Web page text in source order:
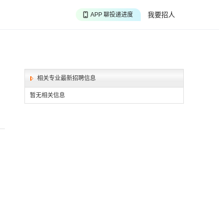
我要招人
APP 聊投递进度
相关专业最新招聘信息
暂无相关信息